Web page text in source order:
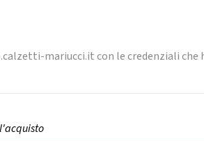
mariucci.it con le credenziali che